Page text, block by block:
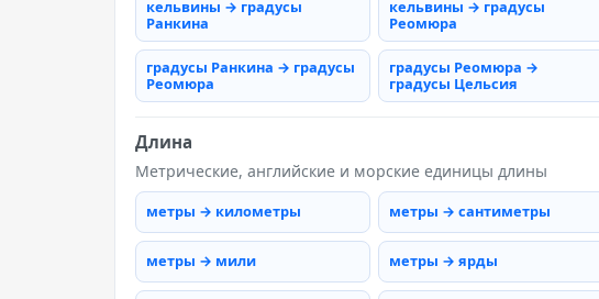
кельвины → градусы
Ранкина
кельвины → градусы
Реомюра
градусы Ранкина → градусы
Реомюра
градусы Реомюра →
градусы Цельсия
Длина
Метрические, английские и морские единицы длины
метры → километры метры → сантиметры
метры → мили метры → ярды